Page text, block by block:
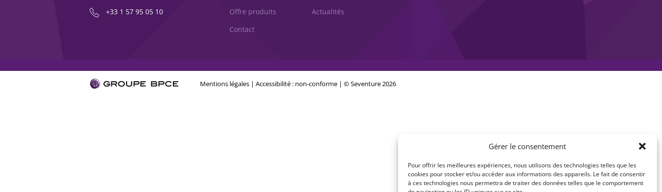
Gérer le consentement
Pour offrir les meilleures expériences, nous utilisons des technologies telles que les
cookies pour stocker et/ou accéder aux informations des appareils. Le fait de consentir
à ces technologies nous permettra de traiter des données telles que le comportement
+33 1 57 95 05 10
Offre produits
Actualités
Contact
Mentions légales |Accessibilité : non-conforme | © Seventure 2026